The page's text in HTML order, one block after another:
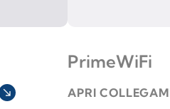
south_east
PrimeWiFi
APRI